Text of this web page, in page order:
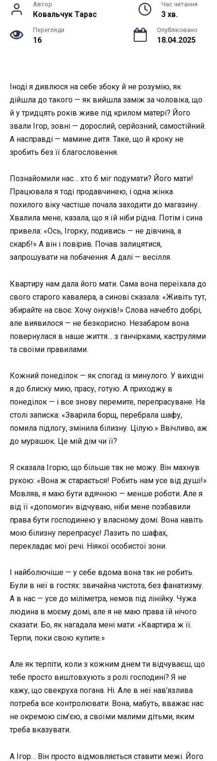
Автор
Ковальчук Тарас
Час читання
3 хв.
Перегляди
16
Опубліковано
18.04.2025
Іноді я дивлюся на себе збоку й не розумію, як
дійшла до такого — як вийшла заміж за чоловіка, що
й у тридцять років живе під крилом матері? Його
звали Ігор, зовні — дорослий, серйозний, самостійний.
А насправді — мамине дитя. Таке, що й кроку не
зробить без її благословення.
Познайомили нас… хто б міг подумати? Його мати!
Працювала я тоді продавчинею, і одна жінка
похилого віку частіше почала заходити до магазину.
Хвалила мене, казала, що я їй ніби рідна. Потім і сина
привела: «Ось, Ігорку, подивись — не дівчина, а
скарб!» А він і повірив. Почав залицятися,
запрошувати на побачення. А далі — весілля.
Квартиру нам дала його мати. Сама вона переїхала до
свого старого кавалера, а синові сказала: «Живіть тут,
збирайте на своє. Хочу онуків!» Слова начебто добрі,
але виявилося — не безкорисно. Незабаром вона
повернулася в наше життя… з ганчірками, каструлями
та своїми правилами.
Кожний понеділок — як спогад із минулого. У вихідні
я до блиску мию, прасу, готую. А приходжу в
понеділок — і все знову перемите, перепрасуване. На
столі записка: «Зварила борщ, перебрала шафу,
помила підлогу, змінила білизну. Цілую.» Ввічливо, аж
до мурашок. Це мій дім чи її?
Я сказала Ігорю, що більше так не можу. Він махнув
рукою: «Вона ж старається! Робить нам усе від душі!»
Мовляв, я маю бути вдячною — менше роботи. Але я
від її «допомоги» відчуваю, ніби мене позбавили
права бути господинею у власному домі. Вона навіть
мою білизну перепрасує! Лазить по шафах,
перекладає мої речі. Ніякої особистої зони.
І найболючіше — у себе вдома вона так не робить.
Були в неї в гостях: звичайна чистота, без фанатизму.
А в нас — усе до міліметра, немов під лінійку. Чужа
людина в моєму домі, але я не маю права їй нічого
сказати. Бо, як нагадала мені мати: «Квартира ж її.
Терпи, поки свою купите.»
Але як терпіти, коли з кожним днем ти відчуваєш, що
тебе просто виштовхують з ролі господині? Я не
кажу, що свекруха погана. Ні. Але в неї нав’язлива
потреба все контролювати. Вона, мабуть, вважає нас
не окремою сім’єю, а своїми малими дітьми, яким
треба вказувати.
А Ігор… Він просто відмовляється ставити межі. Його